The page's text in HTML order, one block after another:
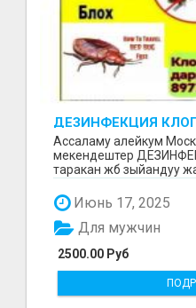
ДЕЗИНФЕКЦИЯ
ДАРЫЛАЙБЫЗ
Ассаламу алейкум
мекендештер
таракан жб зыйандуу
Июнь 17, 2025
2500.00 Руб
Для мужчин